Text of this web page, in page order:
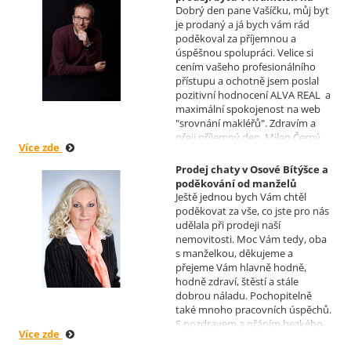
Moravě
Realizoval makléř: David
Vašíček
Dobrý den pane Vašíčku, můj byt
je prodaný a já bych vám rád
poděkoval za příjemnou a
úspěšnou spolupráci. Velice si
cením vašeho profesionálního
přístupu a ochotně jsem poslal
pozitivní hodnocení ALVA REAL a
maximální spokojenost na web
"srovnání makléřů". Zdravím a
přeji příjemný den, Milan Černý,
Více zde
Prodej chaty v Osové Bítýšce a
poděkování od manželů
Kovandových
Realizoval makléř: Sylva
Čadová
Ještě jednou bych Vám chtěl
poděkovat za vše, co jste pro nás
udělala při prodeji naší
nemovitosti. Moc Vám tedy, oba
s manželkou, děkujeme a
přejeme Vám hlavně hodně,
hodně zdraví, štěstí a stále
dobrou náladu. Pochopitelně
také mnoho pracovních úspěchů.
S pozdravem a přáním hezkého
Více zde